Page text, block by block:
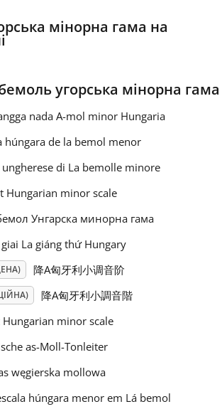
мінорна гама на
угорська мінорна гама
nada A-mol minor Hungaria
húngara de la bemol menor
ungherese di La bemolle minore
Hungarian minor scale
Унгарска минорна гама
La giáng thứ Hungary
降A匈牙利小调音阶
降A匈牙利小調音階
Hungarian minor scale
as-Moll-Tonleiter
węgierska mollowa
húngara menor em Lá bemol